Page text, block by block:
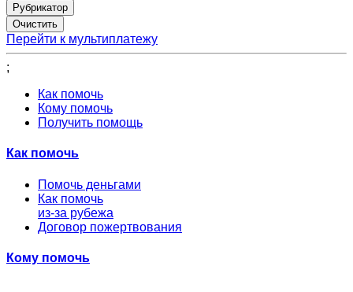
Рубрикатор
Перейти к мультиплатежу
;
Как помочь
Кому помочь
Получить помощь
Как помочь
Помочь деньгами
Как помочь
из-за рубежа
Договор пожертвования
Кому помочь